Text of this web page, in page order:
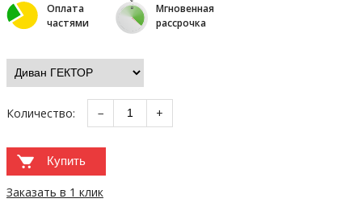
Оплата
частями
Мгновенная
рассрочка
Количество: − +
Купить
Заказать в 1 клик